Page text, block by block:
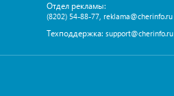
Отдел рекламы:
(8202) 54-88-77, reklama@cherinfo.ru
Техподдержка: support@cherinfo.ru